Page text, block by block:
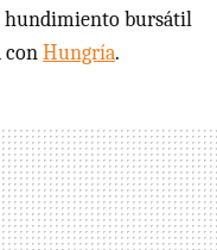
hundimiento bursátil
conHungría.